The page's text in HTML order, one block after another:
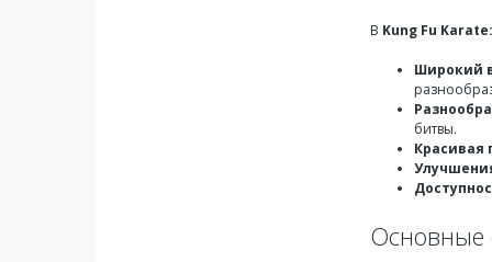
В Kung Fu
Широкий
битвы.
Красивая
Основные